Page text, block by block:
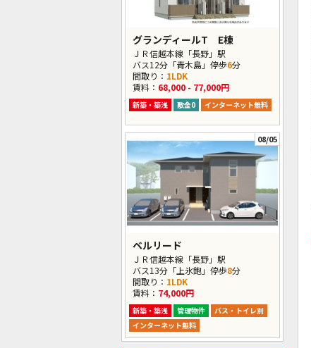
グランディールT E棟
ＪＲ信越本線「長野」駅
バス12分「青木島」停歩6分
間取り： 1LDK
賃料： 68,000 - 77,000円
新築・築浅 敷金0 インターネット無料
08/05
ベルリード
ＪＲ信越本線「長野」駅
バス13分「上氷鉋」停歩8分
間取り： 1LDK
賃料： 74,000円
新築・築浅 管理物件
バス・トイレ別
インターネット無料